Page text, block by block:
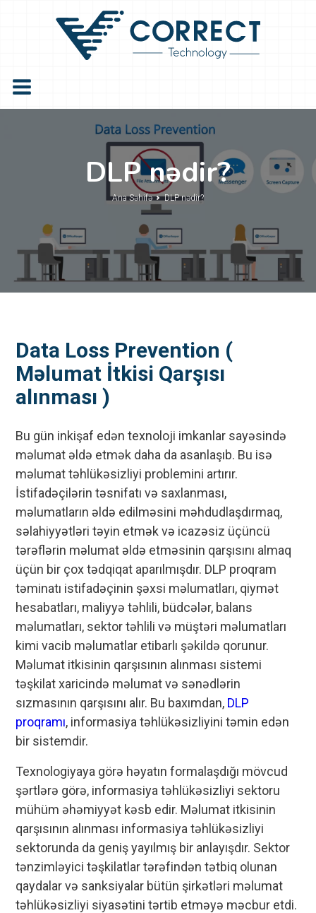
DLP nədir?
Ana Səhifə DLP nədir?
Data Loss Prevention (
Məlumat İtkisi Qarşısı
alınması )
Bu gün inkişaf edən texnoloji imkanlar sayəsində
məlumat əldə etmək daha da asanlaşıb. Bu isə
məlumat təhlükəsizliyi problemini artırır.
İstifadəçilərin təsnifatı və saxlanması,
məlumatların əldə edilməsini məhdudlaşdırmaq,
səlahiyyətləri təyin etmək və icazəsiz üçüncü
tərəflərin məlumat əldə etməsinin qarşısını almaq
üçün bir çox tədqiqat aparılmışdır. DLP proqram
təminatı istifadəçinin şəxsi məlumatları, qiymət
hesabatları, maliyyə təhlili, büdcələr, balans
məlumatları, sektor təhlili və müştəri məlumatları
kimi vacib məlumatlar etibarlı şəkildə qorunur.
Məlumat itkisinin qarşısının alınması sistemi
təşkilat xaricində məlumat və sənədlərin
sızmasının qarşısını alır. Bu baxımdan, DLP
proqramı, informasiya təhlükəsizliyini təmin edən
bir sistemdir.
Texnologiyaya görə həyatın formalaşdığı mövcud
şərtlərə görə, informasiya təhlükəsizliyi sektoru
mühüm əhəmiyyət kəsb edir. Məlumat itkisinin
qarşısının alınması informasiya təhlükəsizliyi
sektorunda da geniş yayılmış bir anlayışdır. Sektor
tənzimləyici təşkilatlar tərəfindən tətbiq olunan
qaydalar və sanksiyalar bütün şirkətləri məlumat
təhlükəsizliyi siyasətini tərtib etməyə məcbur etdi.